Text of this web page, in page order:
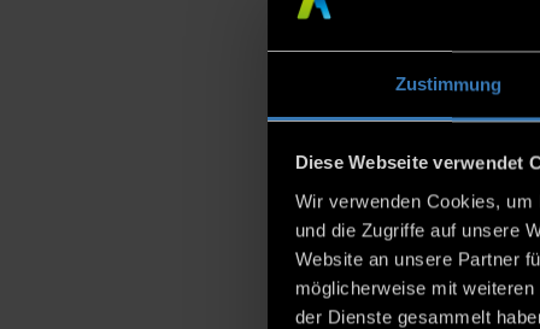
Zustimmung
Diese Webseite verwendet
Wir verwenden Cookies,
und die Zugriffe auf unsere
Website an unsere Partner
möglicherweise mit
der Dienste gesammelt
Apps.
Mit dieser Strategie
kleinen und mittleren
Das
Plan hierfür ist, dass
Server-Lizenzen
Februar 2021erhöht